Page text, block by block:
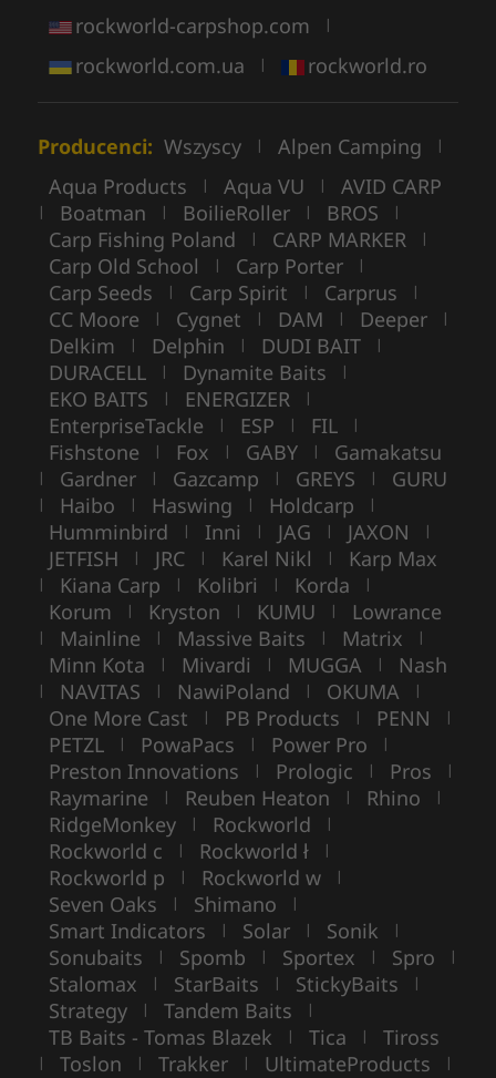
rockworld-carpshop.com |
rockworld.com.ua | rockworld.ro
Producenci: Wszyscy | Alpen Camping |
Aqua Products | Aqua VU | AVID CARP
| Boatman | BoilieRoller | BROS |
Carp Fishing Poland | CARP MARKER |
Carp Old School | Carp Porter |
Carp Seeds | Carp Spirit | Carprus |
CC Moore | Cygnet | DAM | Deeper |
Delkim | Delphin | DUDI BAIT |
DURACELL | Dynamite Baits |
EKO BAITS | ENERGIZER |
EnterpriseTackle | ESP | FIL |
Fishstone | Fox | GABY | Gamakatsu
| Gardner | Gazcamp | GREYS | GURU
| Haibo | Haswing | Holdcarp |
Humminbird | Inni | JAG | JAXON |
JETFISH | JRC | Karel Nikl | Karp Max
| Kiana Carp | Kolibri | Korda |
Korum | Kryston | KUMU | Lowrance
| Mainline | Massive Baits | Matrix |
Minn Kota | Mivardi | MUGGA | Nash
| NAVITAS | NawiPoland | OKUMA |
One More Cast | PB Products | PENN |
PETZL | PowaPacs | Power Pro |
Preston Innovations | Prologic | Pros |
Raymarine | Reuben Heaton | Rhino |
RidgeMonkey | Rockworld |
Rockworld c | Rockworld ł |
Rockworld p | Rockworld w |
Seven Oaks | Shimano |
Smart Indicators | Solar | Sonik |
Sonubaits | Spomb | Sportex | Spro |
Stalomax | StarBaits | StickyBaits |
Strategy | Tandem Baits |
TB Baits - Tomas Blazek | Tica | Tiross
| Toslon | Trakker | UltimateProducts |